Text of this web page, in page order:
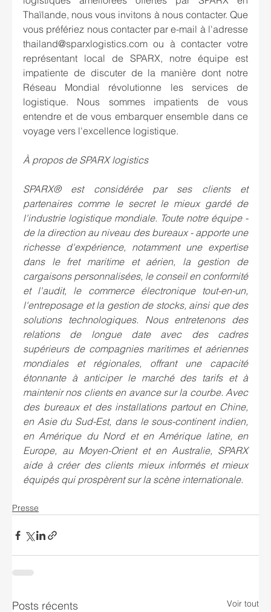
Thaïlande, nous vous invitons à nous contacter. Que
vous préfériez nous contacter par e-mail à l'adresse
thailand@sparxlogistics.com ou à contacter votre
représentant local de SPARX, notre équipe est
impatiente de discuter de la manière dont notre
Réseau Mondial révolutionne les services de
logistique. Nous sommes impatients de vous
entendre et de vous embarquer ensemble dans ce
voyage vers l'excellence logistique.
À propos de SPARX logistics
SPARX® est considérée par ses clients et
partenaires comme le secret le mieux gardé de
l'industrie logistique mondiale. Toute notre équipe -
de la direction au niveau des bureaux - apporte une
richesse d'expérience, notamment une expertise
dans le fret maritime et aérien, la gestion de
cargaisons personnalisées, le conseil en conformité
et l'audit, le commerce électronique tout-en-un,
l'entreposage et la gestion de stocks, ainsi que des
solutions technologiques. Nous entretenons des
relations de longue date avec des cadres
supérieurs de compagnies maritimes et aériennes
mondiales et régionales, offrant une capacité
étonnante à anticiper le marché des tarifs et à
maintenir nos clients en avance sur la courbe. Avec
des bureaux et des installations partout en Chine,
en Asie du Sud-Est, dans le sous-continent indien,
en Amérique du Nord et en Amérique latine, en
Europe, au Moyen-Orient et en Australie, SPARX
aide à créer des clients mieux informés et mieux
équipés qui prospèrent sur la scène internationale.
Presse
Posts récents Voir tout